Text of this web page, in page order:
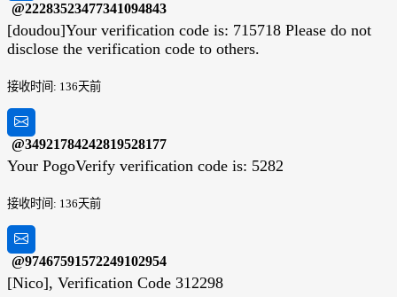
@22283523477341094843
[doudou]Your verification code is: 715718 Please do not
disclose the verification code to others.
接收时间: 136天前
@34921784242819528177
Your PogoVerify verification code is: 5282
接收时间: 136天前
@97467591572249102954
[Nico], Verification Code 312298